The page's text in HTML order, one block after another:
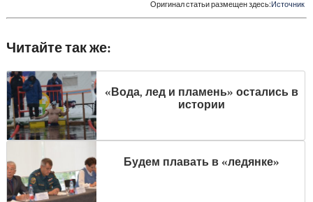
Оригинал статьи размещен здесь:Источник
Читайте так же:
«Вода, лед и пламень» остались в
истории
Будем плавать в «ледянке»